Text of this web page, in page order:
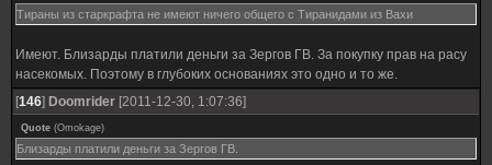
Тираны из старкрафта не имеют ничего общего с Тиранидами из Вахи
Имеют. Близарды платили деньги за Зергов ГВ. За покупку прав на расу
насекомых. Поэтому в глубоких основаниях это одно и то же.
[146] Doomrider [2011-12-30, 1:07:36]
Quote (Omokage)
Близарды платили деньги за Зергов ГВ.